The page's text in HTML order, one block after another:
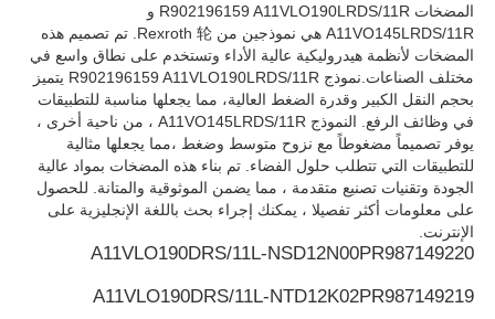
مضخة باركر الهيدروليكية
مضخة هيدروليكية فيكرز
صمام ريكسروث الهيدروليكي
المضخات R902196159 A11VLO190LRDS/11R و
A11VO145LRDS/11R هي نموذجين من Rexroth 轮. تم تصميم هذه
المضخات لأنظمة هيدروليكية عالية الأداء وتستخدم على نطاق واسع في
مختلف الصناعات.نموذج R902196159 A11VLO190LRDS/11R يتميز
بحجم النقل الكبير وقدرة الضغط العالية، مما يجعلها مناسبة للتطبيقات
في وظائف الرفع. النموذج A11VO145LRDS/11R ، من ناحية أخرى ،
يوفر تصميماً مضغوطاً مع نزوح متوسط وضغط ،مما يجعلها مثالية
للتطبيقات التي تتطلب حلول الفضاء. تم بناء هذه المضخات بمواد عالية
الجودة وتقنيات تصنيع متقدمة ، مما يضمن الموثوقية والمتانة. للحصول
على معلومات أكثر تفصيلا ، يمكنك إجراء بحث باللغة الإنجليزية على
الإنترنت.
R987149220
A11VLO190DRS/11L-NSD12N00P
R987149219
A11VLO190DRS/11L-NTD12K02P